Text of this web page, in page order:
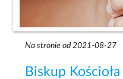
Na stronie od 2021-08-27
Biskup